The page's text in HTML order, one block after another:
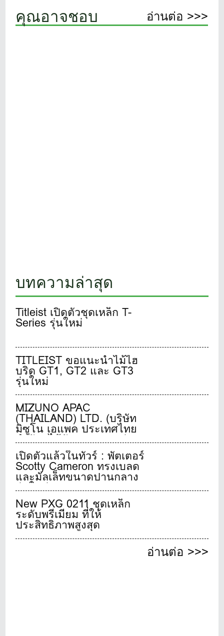
คุณอาจชอบ อ่านต่อ >>>
บทความล่าสุด
Titleist เปิดตัวชุดเหล็ก T-
Series รุ่นใหม่
TITLEIST ขอแนะนำไม้ไฮ
บริด GT1, GT2 และ GT3
รุ่นใหม่
MIZUNO APAC
(THAILAND) LTD. (บริษัท
มิซูโน เอแพค ประเทศไทย
จำกัด) ได้จัดงานแถลงข่าว
เปิดตัวเป็นผู้นำเข้าและจัด
จำหน่ายผลิตภัณฑ์มิซูโน
กอล์ฟประจำประเทศไทย
อย่างเป็นทางการ
เปิดตัวแล้วในทัวร์ : พัตเตอร์
Scotty Cameron ทรงเบลด
และมัลเล็ทขนาดปานกลาง
รุ่นใหม่
New PXG 0211 ชุดเหล็ก
ระดับพรีเมียม ที่ให้
ประสิทธิภาพสูงสุด
อ่านต่อ >>>